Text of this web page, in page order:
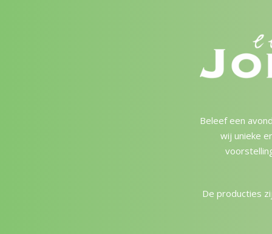
Beleef een
wij unieke
De producties